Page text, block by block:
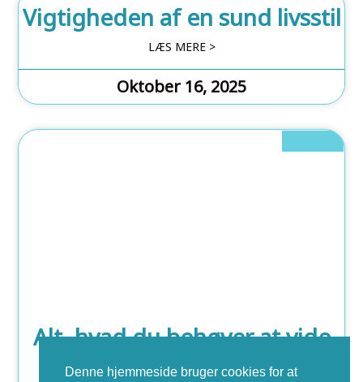
Vigtigheden af en sund livsstil
LÆS MERE >
Oktober 16, 2025
Alt, hvad du behøver at vide
om kondomer
Denne hjemmeside bruger cookies for at